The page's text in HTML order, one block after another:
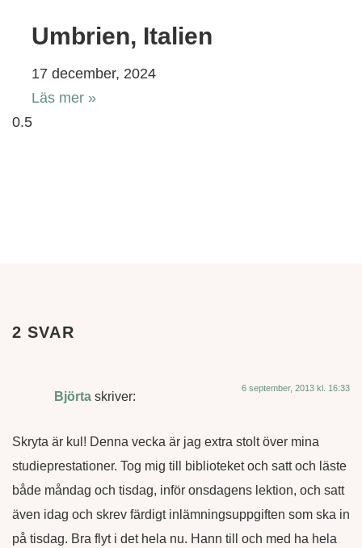
Umbrien, Italien
17 december, 2024
Läs mer »
2 SVAR
Björta skriver:
6 september, 2013 kl. 16:33
Skryta är kul! Denna vecka är jag extra stolt över mina
studieprestationer. Tog mig till biblioteket och satt och läste
både måndag och tisdag, inför onsdagens lektion, och satt
även idag och skrev färdigt inlämningsuppgiften som ska in
på tisdag. Bra flyt i det hela nu. Hann till och med ha hela